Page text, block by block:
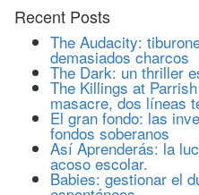
Recent Posts
The Audacity:
demasiados charcos
The Dark: un thriller
The Killings at
masacre, dos líneas
El gran fondo: las
fondos soberanos
Así Aprenderás: la
acoso escolar.
Babies: gestionar el